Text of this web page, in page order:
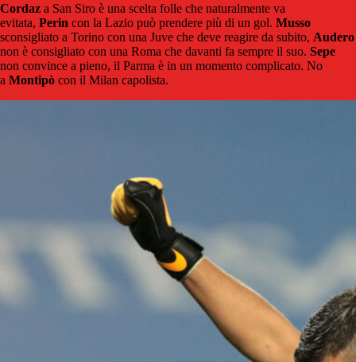
Cordaz a San Siro è una scelta folle che naturalmente va
evitata, Perin con la Lazio può prendere più di un gol. Musso
sconsigliato a Torino con una Juve che deve reagire da subito, Audero
non è consigliato con una Roma che davanti fa sempre il suo. Sepe
non convince a pieno, il Parma è in un momento complicato. No
a Montipò con il Milan capolista.